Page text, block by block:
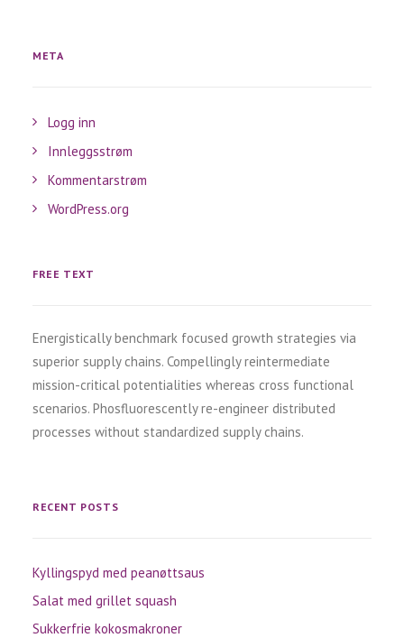
META
Logg inn
Innleggsstrøm
Kommentarstrøm
WordPress.org
FREE TEXT
Energistically benchmark focused growth strategies via
superior supply chains. Compellingly reintermediate
mission-critical potentialities whereas cross functional
scenarios. Phosfluorescently re-engineer distributed
processes without standardized supply chains.
RECENT POSTS
Kyllingspyd med peanøttsaus
Salat med grillet squash
Sukkerfrie kokosmakroner